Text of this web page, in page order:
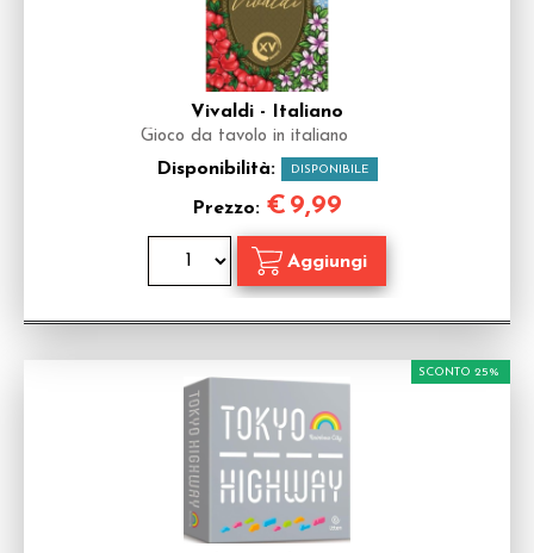
Vivaldi - Italiano
Gioco da tavolo in italiano
Disponibilità: DISPONIBILE
Prezzo: € 9,99
SCONTO 25%